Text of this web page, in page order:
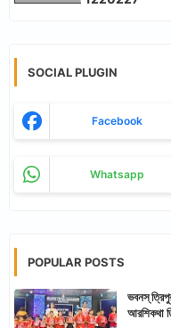
SOCIAL PLUGIN
Facebook
Whatsapp
POPULAR POSTS
ভবনস্
আরশিকথা